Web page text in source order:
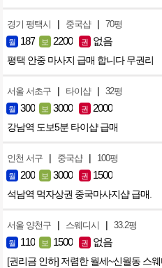
경기 평택시 | 중국샵 | 70평
월 187 보 2200 권 없음
평택 안중 마사지 급매 합니다 무권리
서울 서초구 | 타이샵 | 32평
월 300 보 3000 권 2000
강남역 도보5분 타이샵 급매
인천 서구 | 중국샵 | 100평
월 200 보 3000 권 1500
석남역 먹자상권 중국마사지샵 급매.
서울 양천구 | 스웨디시 | 33.2평
월 110 보 1500 권 없음
[권리금 인하] 저렴한 월세~신월동 스